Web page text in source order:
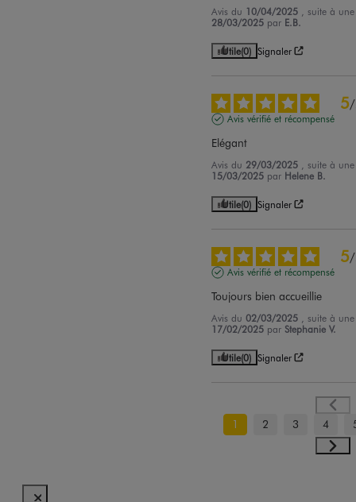
Avis du 10/04/2025
, suite à
28/03/2025 par E.B.
Utile(0) Signaler
5/
Avis vérifié et récompensé
Elégant
Avis du 29/03/2025
, suite à
15/03/2025 par Helene B.
Utile(0) Signaler
5/
Avis vérifié et récompensé
Toujours bien accueillie
Avis du02/03/2025
, suite à
17/02/2025 par Stephanie V.
Utile(0) Signaler
1 2 3 4